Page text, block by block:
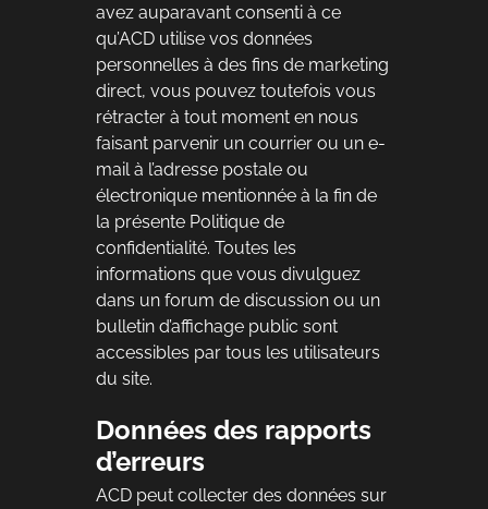
avez auparavant consenti à ce
qu’ACD utilise vos données
personnelles à des fins de marketing
direct, vous pouvez toutefois vous
rétracter à tout moment en nous
faisant parvenir un courrier ou un e-
mail à l’adresse postale ou
électronique mentionnée à la fin de
la présente Politique de
confidentialité. Toutes les
informations que vous divulguez
dans un forum de discussion ou un
bulletin d’affichage public sont
accessibles par tous les utilisateurs
du site.
Données des rapports
d’erreurs
ACD peut collecter des données sur